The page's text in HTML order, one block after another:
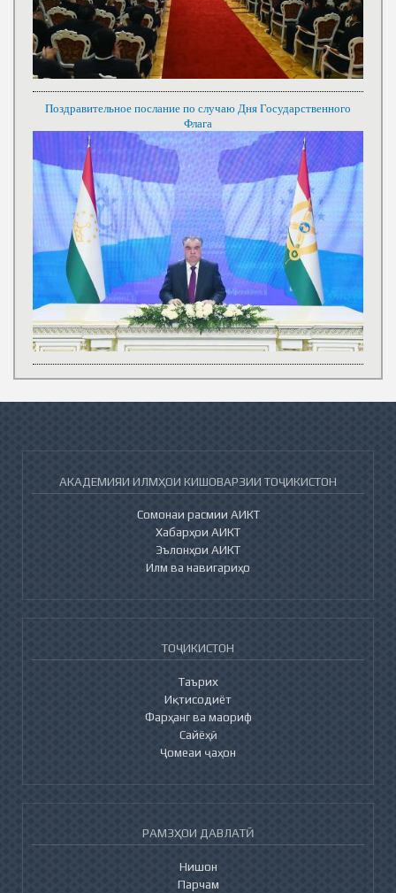
Поздравительное послание по случаю Дня Государственного
Флага
АКАДЕМИЯИ ИЛМҲОИ КИШОВАРЗИИ ТОҶИКИСТОН
Сомонаи расмии АИКТ
Хабарҳои АИКТ
Эълонҳои АИКТ
Илм ва навигариҳо
ТОҶИКИСТОН
Таърих
Иқтисодиёт
Фарҳанг ва маориф
Сайёҳӣ
Ҷомеаи ҷаҳон
РАМЗҲОИ ДАВЛАТӢ
Нишон
Парчам